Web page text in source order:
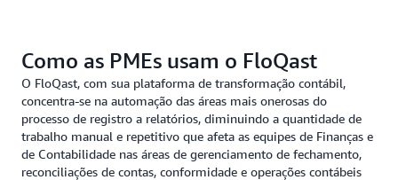
Como as PMEs usam o FloQast
O FloQast, com sua plataforma de transformação contábil,
concentra-se na automação das áreas mais onerosas do
processo de registro a relatórios, diminuindo a quantidade de
trabalho manual e repetitivo que afeta as equipes de Finanças e
de Contabilidade nas áreas de gerenciamento de fechamento,
reconciliações de contas, conformidade e operações contábeis